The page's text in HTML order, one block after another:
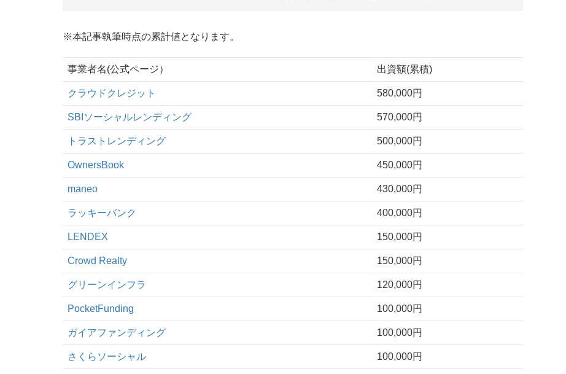
※本記事執筆時点の累計値となります。
事業者名(公式ページ） 出資額(累積)
クラウドクレジット 580,000円
SBIソーシャルレンディング 570,000円
トラストレンディング 500,000円
OwnersBook 450,000円
maneo 430,000円
ラッキーバンク 400,000円
LENDEX 150,000円
Crowd Realty 150,000円
グリーンインフラ 120,000円
PocketFunding 100,000円
ガイアファンディング 100,000円
さくらソーシャル 100,000円